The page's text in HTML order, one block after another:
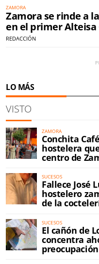
ZAMORA
Zamora se rinde a
en el primer Alteisa
REDACCIÓN
LO MÁS
VISTO
ZAMORA
Conchita
hostelera
centro de
SUCESOS
Fallece José
hostelero
de la
SUCESOS
El cañón de
concentra